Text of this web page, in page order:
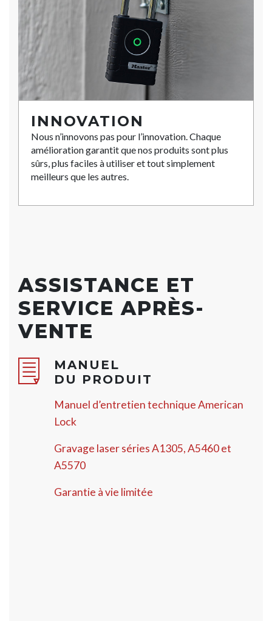
INNOVATION
Nous n’innovons pas pour l’innovation. Chaque
amélioration garantit que nos produits sont plus
sûrs, plus faciles à utiliser et tout simplement
meilleurs que les autres.
ASSISTANCE ET
SERVICE APRÈS-
VENTE
MANUEL
DU PRODUIT
Manuel d’entretien technique American
Lock
Gravage laser séries A1305, A5460 et
A5570
Garantie à vie limitée